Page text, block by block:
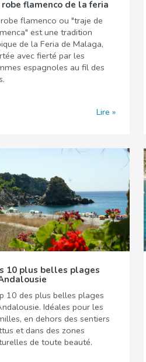
robe flamenco de la feria
flamenco ou "traje de
est une tradition
de la Feria de Malaga,
avec fierté par les
espagnoles au fil des
Lire
10 plus belles plages
10 des plus belles plages
Idéales pour les
en dehors des sentiers
et dans des zones
de toute beauté.